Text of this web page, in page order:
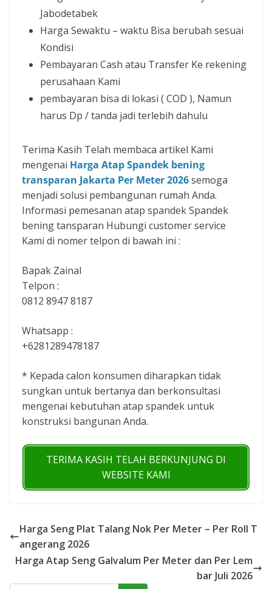
Jabodetabek
Harga Sewaktu – waktu Bisa berubah sesuai
Kondisi
Pembayaran Cash atau Transfer Ke rekening
perusahaan Kami
pembayaran bisa di lokasi ( COD ), Namun
harus Dp / tanda jadi terlebih dahulu
Terima Kasih Telah membaca artikel Kami
mengenai Harga Atap Spandek bening
transparan Jakarta Per Meter 2026semoga
menjadi solusi pembangunan rumah Anda.
Informasi pemesanan atap spandek Spandek
bening tansparan Hubungi customer service
Kami di nomer telpon di bawah ini :
Bapak Zainal
Telpon :
0812 8947 8187
Whatsapp :
+6281289478187
* Kepada calon konsumen diharapkan tidak
sungkan untuk bertanya dan berkonsultasi
mengenai kebutuhan atap spandek untuk
konstruksi bangunan Anda.
TERIMA KASIH TELAH BERKUNJUNG DI
WEBSITE KAMI
Harga Seng Plat Talang Nok Per Meter – Per Roll T
angerang 2026
Harga Atap Seng Galvalum Per Meter dan Per Lem
bar Juli 2026